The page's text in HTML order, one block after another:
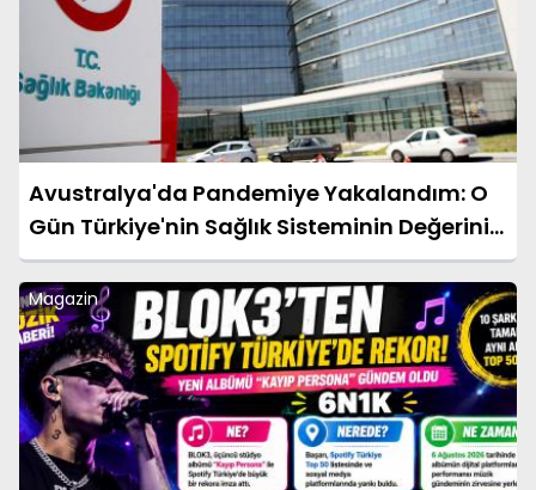
Avustralya'da Pandemiye Yakalandım: O
Gün Türkiye'nin Sağlık Sisteminin Değerini
Çok Daha İyi Anladım
Magazin